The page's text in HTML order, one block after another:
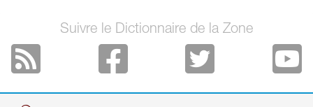
Suivre le Dictionnaire de la Zone